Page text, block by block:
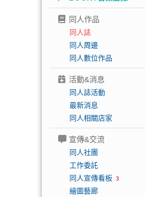
同人作品
同人誌
同人周邊
同人數位作品
活動&消息
同人誌活動
最新消息
同人相關店家
宣傳&交流
同人社團
工作委託
同人宣傳看板 3
繪圖藝廊